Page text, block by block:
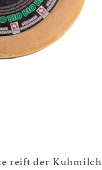
reift der